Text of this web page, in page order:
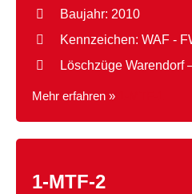
Baujahr: 2010
Kennzeichen: WAF -
Löschzüge Warendorf
Mehr erfahren »
1-MTF-2